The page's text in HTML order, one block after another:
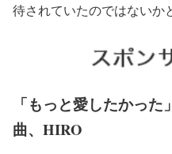
待されていたのではないか
「もっと愛したかっ
曲、HIRO